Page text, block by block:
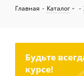
Главная - Каталог -
Будьте
курсе!